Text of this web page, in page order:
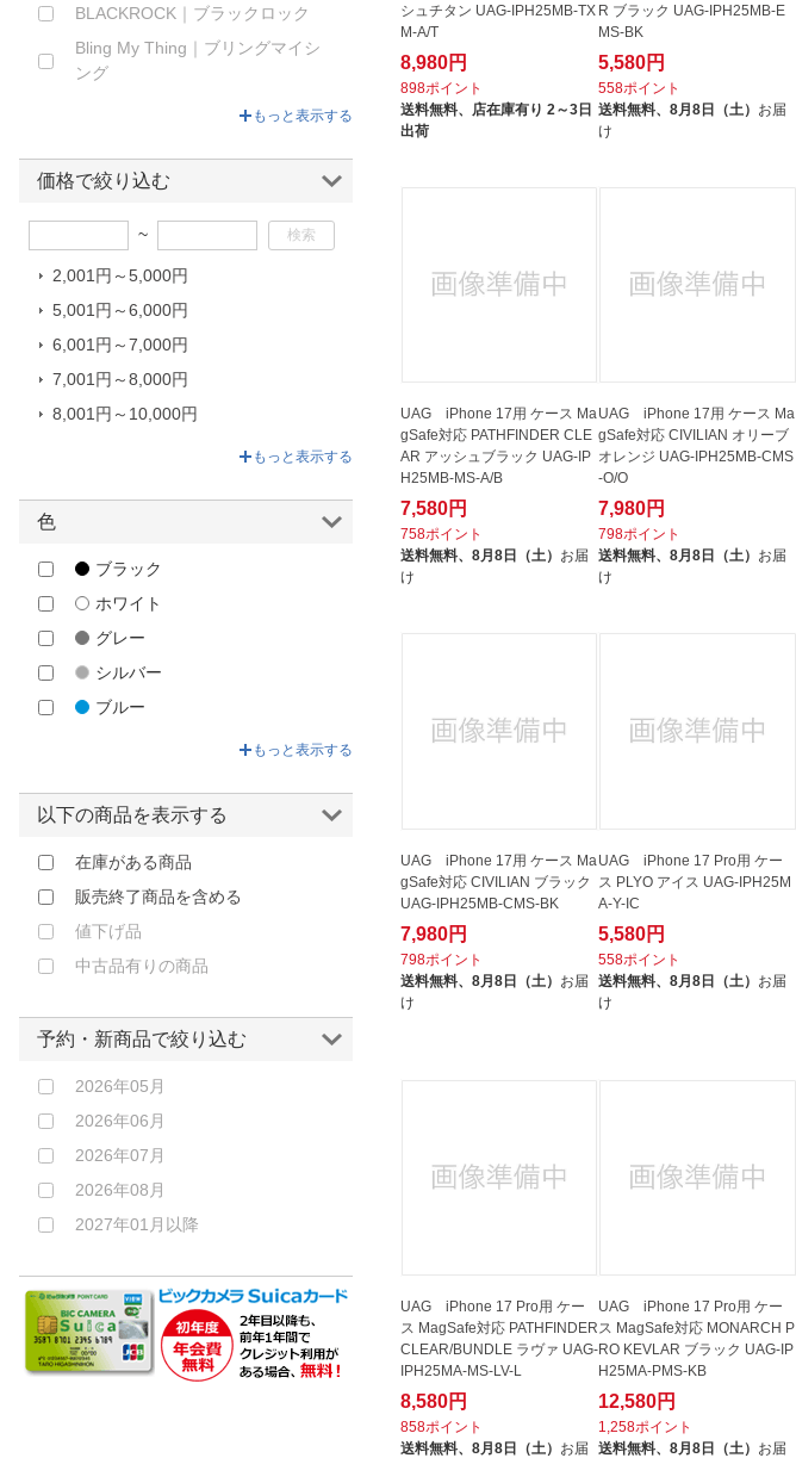
シュチタン UAG-IPH25MB-TX
M-A/T
8,980円
898ポイント
送料無料、 店在庫有り 2～3日
出荷
R ブラック UAG-IPH25MB-E
MS-BK
5,580円
558ポイント
送料無料、8月8日（土） お届
け
UAG iPhone 17用 ケース Ma
gSafe対応 PATHFINDER CLE
AR アッシュブラック UAG-IP
H25MB-MS-A/B
7,580円
758ポイント
送料無料、 8月8日（土） お届
け
UAG iPhone 17用 ケース Ma
gSafe対応 CIVILIAN オリーブ
オレンジ UAG-IPH25MB-CMS
-O/O
7,980円
798ポイント
送料無料、8月8日（土） お届
け
UAG iPhone 17用 ケース Ma
gSafe対応 CIVILIAN ブラック
UAG-IPH25MB-CMS-BK
7,980円
798ポイント
送料無料、 8月8日（土） お届
け
UAG iPhone 17 Pro用 ケー
ス PLYO アイス UAG-IPH25M
A-Y-IC
5,580円
558ポイント
送料無料、8月8日（土） お届
け
UAG iPhone 17 Pro用 ケー
ス MagSafe対応 PATHFINDER
CLEAR/BUNDLE ラヴァ UAG-
IPH25MA-MS-LV-L
8,580円
858ポイント
送料無料、 8月8日（土） お届
UAG iPhone 17 Pro用 ケー
ス MagSafe対応 MONARCH P
RO KEVLAR ブラック UAG-IP
H25MA-PMS-KB
12,580円
1,258ポイント
送料無料、8月8日（土） お届
BLACKROCK｜ブラックロック
Bling My Thing｜ブリングマイシ
ング
CASEFINITE｜ケースフィニット
CASEMATE｜ケースメート
CHARAMODE｜キャラモード
Clear Arts
COCO case
CORALLO｜コラーロ
DEFF｜ディーフ
ELAGO｜エラゴ
FANTASTICK｜ファンタスティッ
GAACAL｜ガーカル
GILD design｜ギルドデザイン
HAMEE｜ハミィ
HOLDIT｜ホールディット
IDEAL OF SWEDEN｜アイディー
IPHORIA｜アイフォリア
MagEasy｜マグイージー
MEMUMI｜メムミ
MOMENT｜モーメント
MSソリューションズ｜MS
OVER’s｜オーバーズ
OWLTECH｜オウルテック
PATCHWORKS｜パッチワークス
PEAK DESIGN｜ピークデザイン
もっと表示する
価格で絞り込む
~
2,001円～5,000円
5,001円～6,000円
6,001円～7,000円
7,001円～8,000円
8,001円～10,000円
もっと表示する
色
ブラック
ホワイト
グレー
シルバー
ブルー
イエロー
パープル
クリア
その他
もっと表示する
以下の商品を表示する
在庫がある商品
販売終了商品を含める
値下げ品
中古品有りの商品
予約・新商品で絞り込む
2026年05月
2026年06月
2026年07月
2026年08月
2027年01月以降